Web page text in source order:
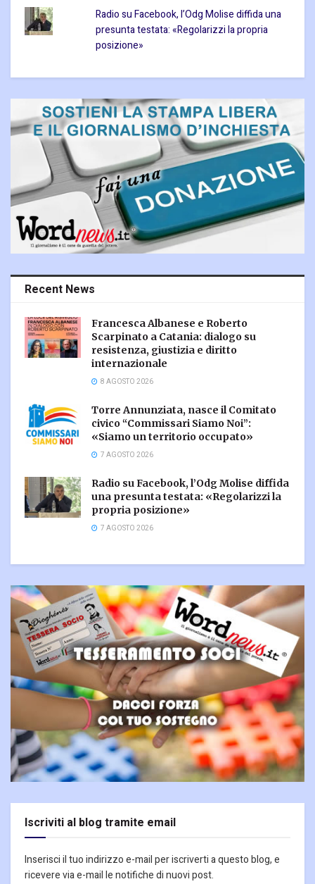
Radio su Facebook, l’Odg Molise diffida una
presunta testata: «Regolarizzi la propria
posizione»
Recent News
Francesca Albanese e Roberto
Scarpinato a Catania: dialogo su
resistenza, giustizia e diritto
internazionale
8 AGOSTO 2026
Torre Annunziata, nasce il Comitato
civico “Commissari Siamo Noi”:
«Siamo un territorio occupato»
7 AGOSTO 2026
Radio su Facebook, l’Odg Molise diffida
una presunta testata: «Regolarizzi la
propria posizione»
7 AGOSTO 2026
Iscriviti al blog tramite email
Inserisci il tuo indirizzo e-mail per iscriverti a questo blog, e
ricevere via e-mail le notifiche di nuovi post.